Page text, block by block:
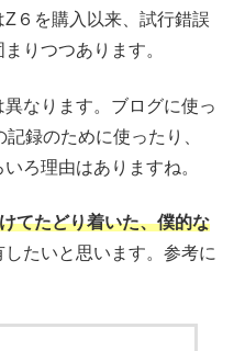
６を購入以来、試行錯誤
りつつあります。
なります。ブログに使っ
録のために使ったり、
ろ理由はありますね。
てたどり着いた、僕的な
したいと思います。参考に